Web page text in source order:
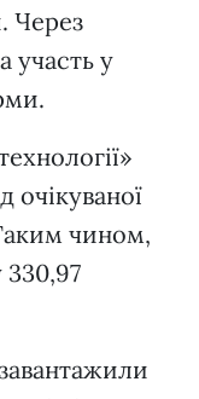
Через
участь у
очікуваної
чином,